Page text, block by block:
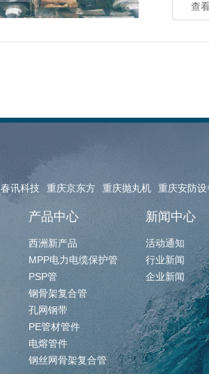
查
春讯科技 重庆京东方 重庆抛丸机 重庆安防设
产品中心
西洲新产品
MPP电力电缆保护管
PSP管
钢骨架复合管
孔网钢带
PE管材管件
电熔管件
钢丝网骨架复合管
新闻中心
活动通知
行业新闻
企业新闻